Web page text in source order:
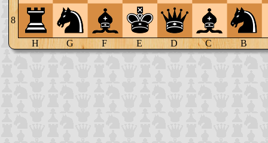
8
H G F E D C B